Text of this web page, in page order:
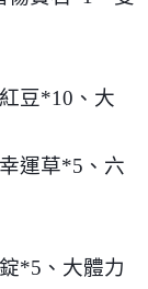
豆*10 、大
幸運草*5 、六
*5 、大體力